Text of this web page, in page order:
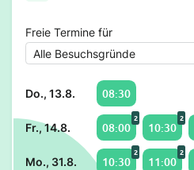
Freie Termine für
Do., 13.8. 08:30
Fr., 14.8. 08:00
2
10:30
2
Mo., 31.8. 10:30
2
11:00
2